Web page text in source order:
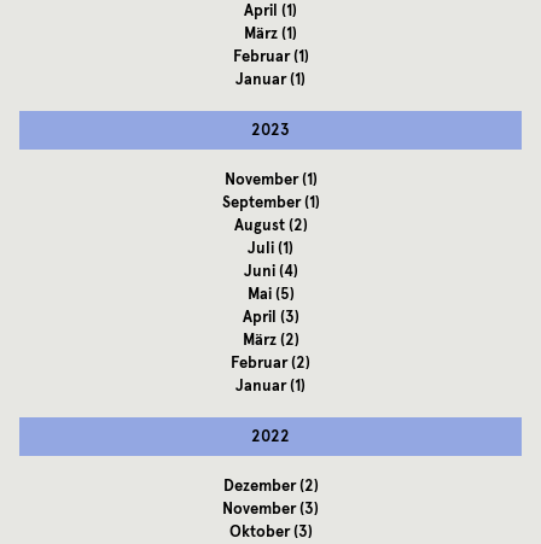
April (1)
März(1)
Februar(1)
Januar(1)
2023
November(1)
September(1)
August(2)
Juli(1)
Juni(4)
Mai(5)
April (3)
März(2)
Februar(2)
Januar(1)
2022
Dezember(2)
November(3)
Oktober(3)